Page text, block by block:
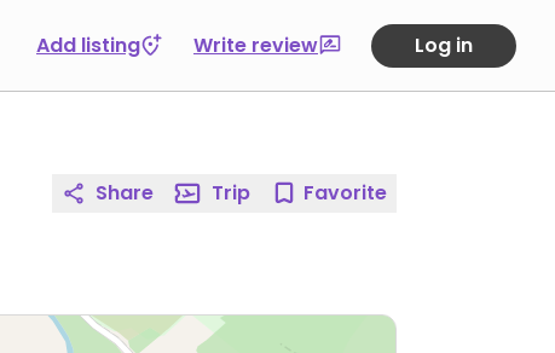
Add listing Write review Log in
Share Trip Favorite